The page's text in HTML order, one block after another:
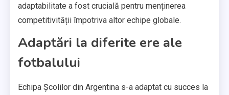
adaptabilitate a fost crucială pentru menținerea
competitivității împotriva altor echipe globale.
Adaptări la diferite ere ale
fotbalului
Echipa Școlilor din Argentina s-a adaptat cu succes la